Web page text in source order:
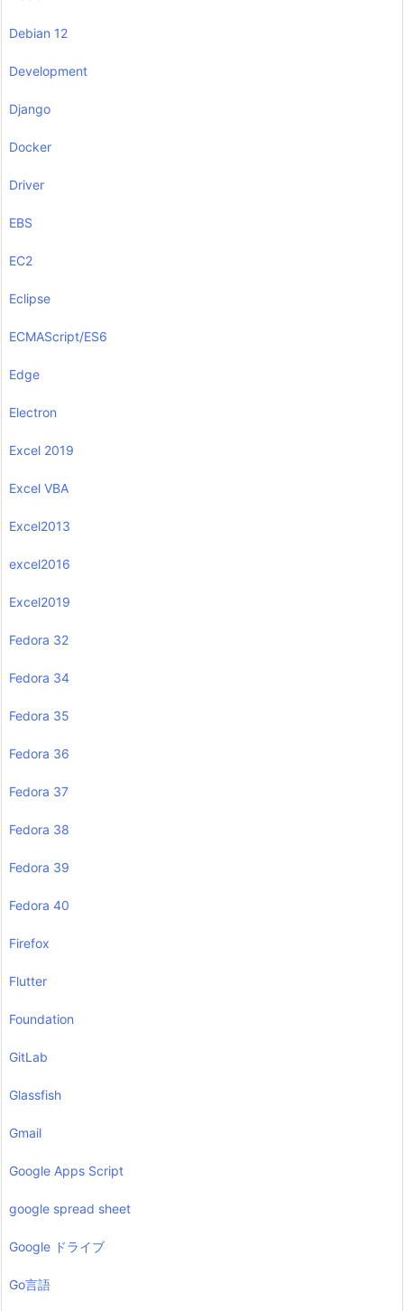
Debian 12
Development
Django
Docker
Driver
EBS
EC2
Eclipse
ECMAScript/ES6
Edge
Electron
Excel 2019
Excel VBA
Excel2013
excel2016
Excel2019
Fedora 32
Fedora 34
Fedora 35
Fedora 36
Fedora 37
Fedora 38
Fedora 39
Fedora 40
Firefox
Flutter
Foundation
GitLab
Glassfish
Gmail
Google Apps Script
google spread sheet
Google ドライブ
Go言語